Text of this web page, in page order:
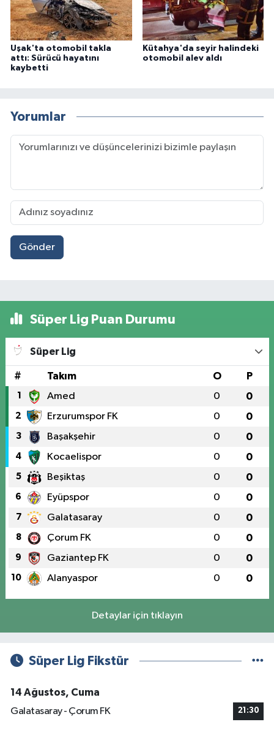
Uşak'ta otomobil takla
attı: Sürücü hayatını
kaybetti
Kütahya'da seyir halindeki
otomobil alev aldı
Yorumlar
Gönder
Süper Lig Puan Durumu
Süper Lig
# Takım O P
1 Amed 0 0
2 Erzurumspor FK 0 0
3 Başakşehir 0 0
4 Kocaelispor 0 0
5 Beşiktaş 0 0
6 Eyüpspor 0 0
7 Galatasaray 0 0
8 Çorum FK 0 0
9 Gaziantep FK 0 0
10 Alanyaspor 0 0
Detaylar için tıklayın
Süper Lig Fikstür
14 Ağustos, Cuma
Galatasaray - Çorum FK
21:30